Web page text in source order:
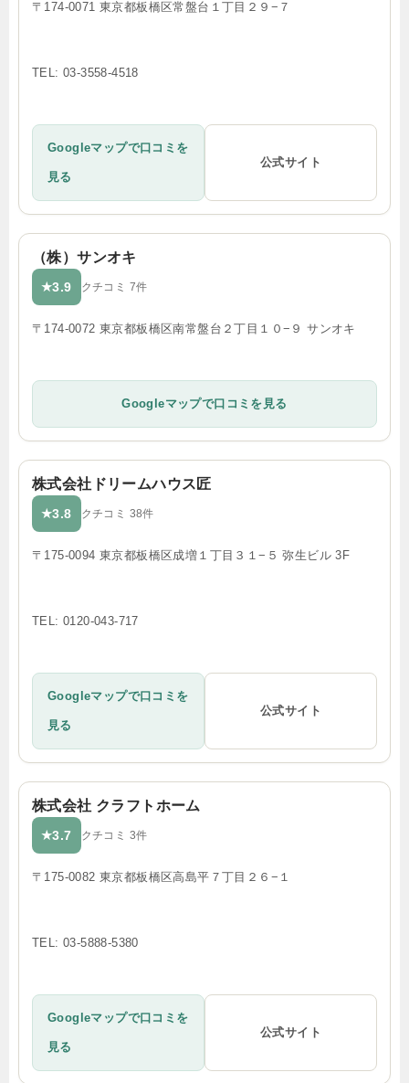
〒174-0071 東京都板橋区常盤台１丁目２９−７
TEL: 03-3558-4518
Googleマップで口コミを
見る
公式サイト
（株）サンオキ
★3.9 クチコミ 7件
〒174-0072 東京都板橋区南常盤台２丁目１０−９ サンオキ
Googleマップで口コミを見る
株式会社ドリームハウス匠
★3.8 クチコミ 38件
〒175-0094 東京都板橋区成増１丁目３１−５ 弥生ビル 3F
TEL: 0120-043-717
Googleマップで口コミを
見る
公式サイト
株式会社 クラフトホーム
★3.7 クチコミ 3件
〒175-0082 東京都板橋区高島平７丁目２６−１
TEL: 03-5888-5380
Googleマップで口コミを
見る
公式サイト